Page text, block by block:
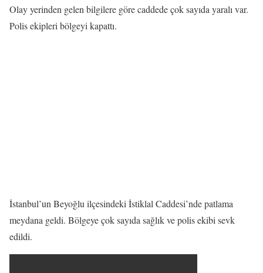
Olay yerinden gelen bilgilere göre caddede çok sayıda yaralı var.
Polis ekipleri bölgeyi kapattı.
İstanbul’un Beyoğlu ilçesindeki İstiklal Caddesi’nde patlama
meydana geldi. Bölgeye çok sayıda sağlık ve polis ekibi sevk
edildi.